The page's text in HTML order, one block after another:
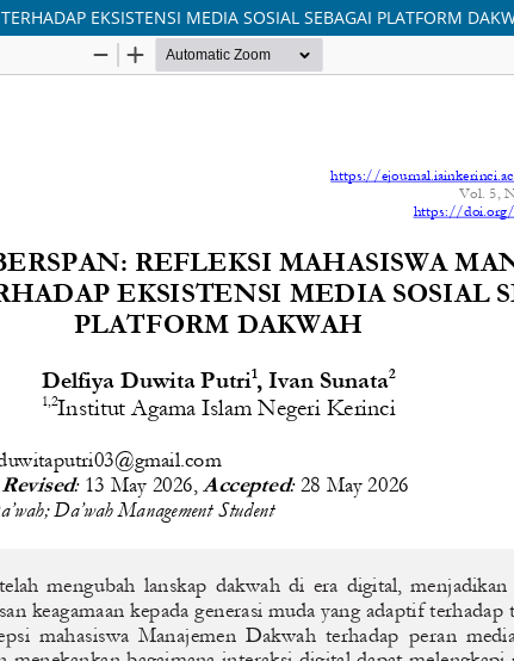
EKSISTENSI MEDIA SOSIAL SEBAGAI PLATFORM